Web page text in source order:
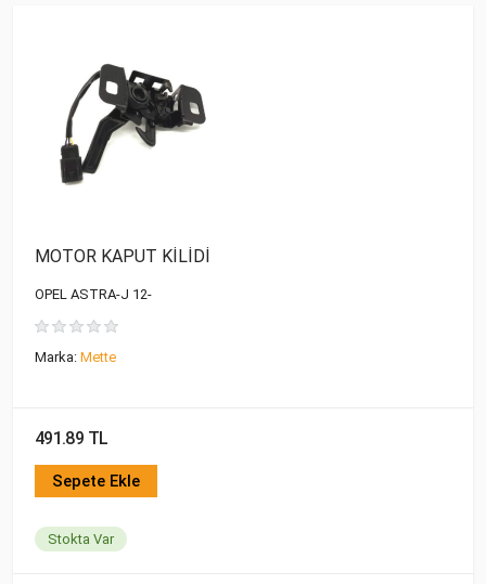
MOTOR KAPUT KİLİDİ
OPEL ASTRA-J 12-
Marka: Mette
491.89 TL
Sepete Ekle
Stokta Var